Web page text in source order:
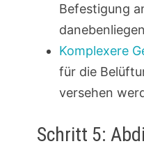
Befestigung
Komplexere
für die
versehen
Schritt 5: